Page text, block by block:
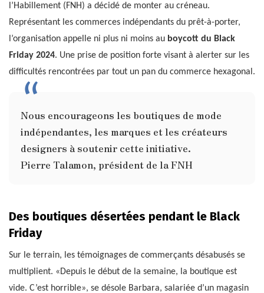
l’Habillement (FNH) a décidé de monter au créneau.
Représentant les commerces indépendants du prêt-à-porter,
l’organisation appelle ni plus ni moins au boycott du Black
Friday 2024. Une prise de position forte visant à alerter sur les
difficultés rencontrées par tout un pan du commerce hexagonal.
Nous encourageons les boutiques de mode
indépendantes, les marques et les créateurs
designers à soutenir cette initiative.
Pierre Talamon, président de la FNH
Des boutiques désertées pendant le Black
Friday
Sur le terrain, les témoignages de commerçants désabusés se
multiplient. «Depuis le début de la semaine, la boutique est
vide. C’est horrible», se désole Barbara, salariée d’un magasin